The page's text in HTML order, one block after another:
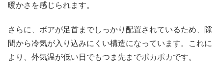
暖かさを感じられます。
さらに、ボアが足首までしっかり配置されているため、隙
間から冷気が入り込みにくい構造になっています。これに
より、外気温が低い日でもつま先までポカポカです。